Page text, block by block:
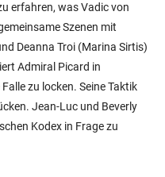
erfahren, was Vadic von
Szenen mit
Deanna Troi (Marina Sirtis)
Admiral Picard in
zu locken. Seine Taktik
Jean-Luc und Beverly
Kodex in Frage zu